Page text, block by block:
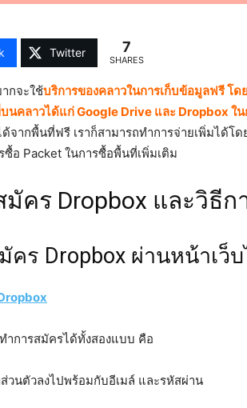
Twitter 7
SHARES
กจะใช้บริการของคลาวในการเก็บข้อมูลฟรี โ
นคลาวได้แก่ Google Drive และ Dropbox ใ
จากพื้นที่ฟรี เราก็สามารถทำการจ่ายเพิ่มได้โ
ซื้อ Packet ในการซื้อพื้นที่เพิ่มเติม
คร Dropbox และวิธีก
คร Dropbox ผ่านหน้าเว็
ำการสมัครได้ทั้งสองแบบ คือ
วนตัวลงไปพร้อมกับอีเมล์ และรหัสผ่าน